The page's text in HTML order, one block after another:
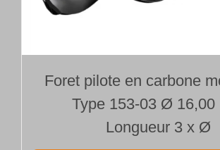
Foret pilote en carbone
Type 153-03 Ø 16,00
Longueur 3 x Ø